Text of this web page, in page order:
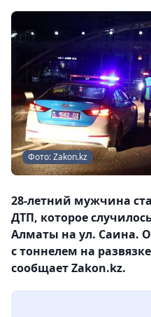
Фото: Zakon.kz
28-летний мужчина
ДТП, которое
Алматы на ул. Саина.
с тоннелем на
сообщает Zakon.kz.